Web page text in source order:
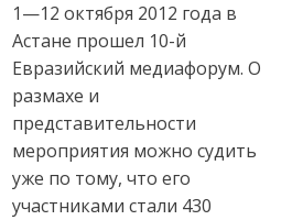
медиафорум
собрал
представителей
45 стран мира
1—12 октября 2012 года в
Астане прошел 10-й
Евразийский медиафорум. О
размахе и
представительности
мероприятия можно судить
уже по тому, что его
участниками стали 430